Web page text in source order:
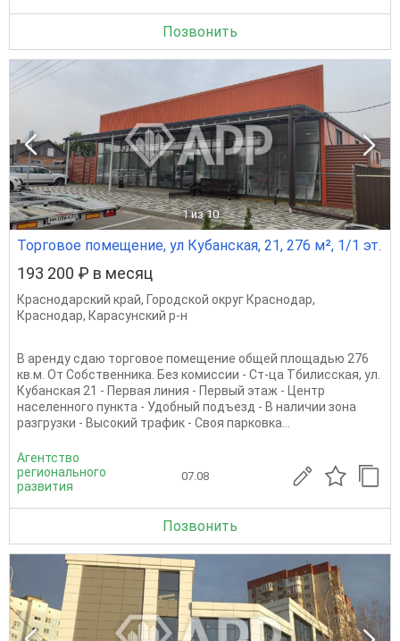
Позвонить
1 из 10
Торговое помещение, ул Кубанская, 21, 276 м², 1/1 эт.
193 200 ₽ в месяц
Краснодарский край, Городской округ Краснодар,
Краснодар, Карасунский р-н
В аренду сдаю торговое помещение общей площадью 276
кв.м. От Собственника. Без комиссии - Ст-ца Тбилисская, ул.
Кубанская 21 - Первая линия - Первый этаж - Центр
населенного пункта - Удобный подъезд - В наличии зона
разгрузки - Высокий трафик - Своя парковка...
Агентство
регионального
развития
07.08
Позвонить